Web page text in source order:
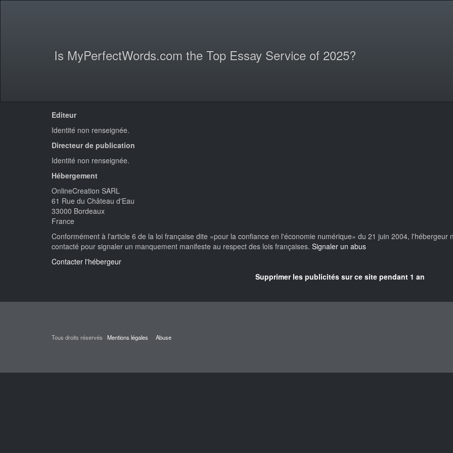
Is MyPerfectWords.com the Top Essay Service of 2025?
Editeur
Identité non renseignée.
Directeur de publication
Identité non renseignée.
Hébergement
OnlineCreation SARL
61 Rue du Château d'Eau
33000 Bordeaux
France
Conformément à l'article 6 de la loi française dite «pour la confiance en l'économie numérique» du 21 juin 2004,
contacté pour signaler un manquement manifeste au respect des lois françaises. Signaler un abus
Contacter l'hébergeur
Supprimer les publicités sur ce site pendant 1 an
Tous droits réservés Mentions légales Abuse